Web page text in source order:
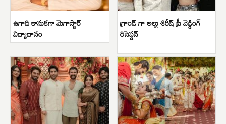
ఉగాది కానుకగా మెగాస్టార్
విద్యాదానం
గ్రాండ్ గా అల్లు శిరీష్ ప్రీ వెడ్డింగ్
రిసెప్షన్